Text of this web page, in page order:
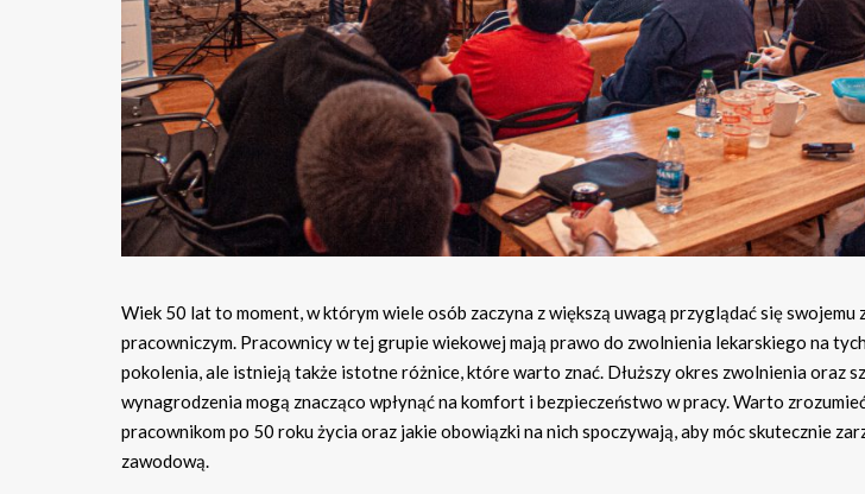
Wiek 50 lat to moment, w którym wiele osób zaczyna z większą uwagą przyglądać się swojemu
pracowniczym. Pracownicy w tej grupie wiekowej mają prawo do zwolnienia lekarskiego na tych
pokolenia, ale istnieją także istotne różnice, które warto znać. Dłuższy okres zwolnienia oraz
wynagrodzenia mogą znacząco wpłynąć na komfort i bezpieczeństwo w pracy. Warto
pracownikom po 50 roku życia oraz jakie obowiązki na nich spoczywają, aby móc skutecznie
zawodową.